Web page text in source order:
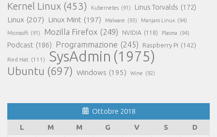
Kernel Linux (453) Kubernetes (91) Linus Torvalds (172)
Linux (207) Linux Mint (197) Malware (93) Manjaro Linux (94)
Microsoft (91) Mozilla Firefox (249) NVIDIA (118) Plasma (94)
Podcast (186) Programmazione (245) Raspberry Pi (142)
Red Hat (111) SysAdmin (1975)
Ubuntu (697) Windows (195) Wine (92)
Ottobre 2018
L
M M G V S
D